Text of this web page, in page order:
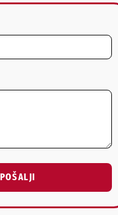
POŠALJI